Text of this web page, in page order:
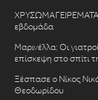
εβδομάδα
Μαρινέλλα: Οι
επίσκεψη στο σπίτι
Ξέσπασε ο Νίκος
Θεοδωρίδου